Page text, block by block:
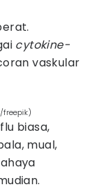
cytokine-
vaskular
biasa,
mual,